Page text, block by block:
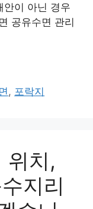
안이 아닌 경우
공유수면 관리
, 포락지
위치,
지리